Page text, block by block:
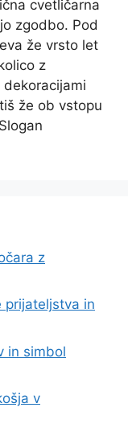
cvetličarna
zgodbo. Pod
že vrsto let
z
že ob vstopu
z
prijateljstva in
in simbol
v